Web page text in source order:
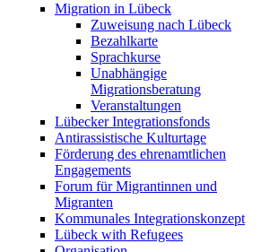
Migration in Lübeck
Zuweisung nach Lübeck
Bezahlkarte
Sprachkurse
Unabhängige
Migrationsberatung
Veranstaltungen
Lübecker Integrationsfonds
Antirassistische Kulturtage
Förderung des ehrenamtlichen
Engagements
Forum für Migrantinnen und
Migranten
Kommunales Integrationskonzept
Lübeck with Refugees